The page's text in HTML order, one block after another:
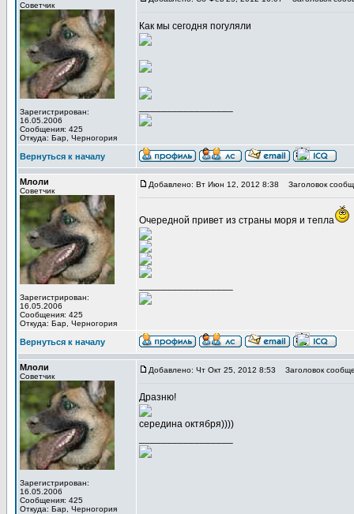
Советчик
Зарегистрирован:
16.05.2006
Сообщения: 425
Откуда: Бар, Черногория
Как мы сегодня погуляли
Вернуться к началу
Млоли
Советчик
Зарегистрирован:
16.05.2006
Сообщения: 425
Откуда: Бар, Черногория
Добавлено: Вт Июн 12, 2012 8:38 Заголовок
Очередной привет из страны моря и тепла
Вернуться к началу
Млоли
Советчик
Зарегистрирован:
16.05.2006
Сообщения: 425
Откуда: Бар, Черногория
Добавлено: Чт Окт 25, 2012 8:53 Заголовок
Дразню!
середина октября))))